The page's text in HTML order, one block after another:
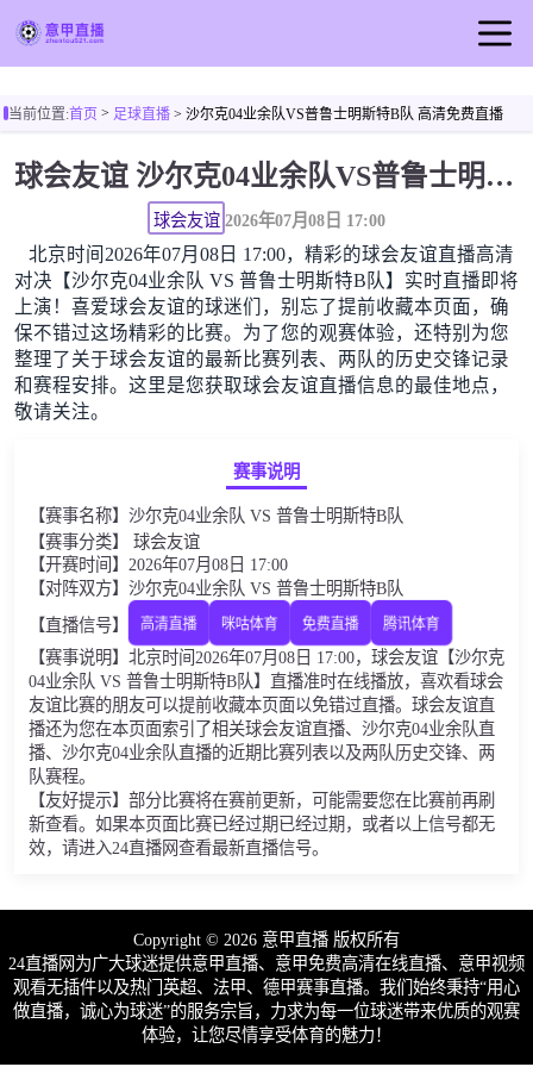
足球直播
意甲录像
意甲新闻
当前位置:首页> 足球直播> 沙尔克04业余队VS普鲁士明斯特B队 高清免费直播
球会友谊 沙尔克04业余队VS普鲁士明斯特B队高清直播免费观看
球会友谊 2026年07月08日 17:00
北京时间2026年07月08日 17:00，精彩的球会友谊直播高清
对决【沙尔克04业余队 VS 普鲁士明斯特B队】实时直播即将
上演！喜爱球会友谊的球迷们，别忘了提前收藏本页面，确
保不错过这场精彩的比赛。为了您的观赛体验，还特别为您
整理了关于球会友谊的最新比赛列表、两队的历史交锋记录
和赛程安排。这里是您获取球会友谊直播信息的最佳地点，
敬请关注。
赛事说明
【赛事名称】沙尔克04业余队 VS 普鲁士明斯特B队
【赛事分类】 球会友谊
【开赛时间】2026年07月08日 17:00
【对阵双方】沙尔克04业余队 VS 普鲁士明斯特B队
【直播信号】
高清直播 咪咕体育 免费直播 腾讯体育
【赛事说明】北京时间2026年07月08日 17:00，球会友谊【沙尔克
04业余队 VS 普鲁士明斯特B队】直播准时在线播放，喜欢看球会
友谊比赛的朋友可以提前收藏本页面以免错过直播。球会友谊直
播还为您在本页面索引了相关球会友谊直播、沙尔克04业余队直
播、沙尔克04业余队直播的近期比赛列表以及两队历史交锋、两
队赛程。
【友好提示】部分比赛将在赛前更新，可能需要您在比赛前再刷
新查看。如果本页面比赛已经过期已经过期，或者以上信号都无
效，请进入24直播网查看最新直播信号。
Copyright © 2026 意甲直播 版权所有
24直播网为广大球迷提供意甲直播、意甲免费高清在线直播、意甲视频
观看无插件以及热门英超、法甲、德甲赛事直播。我们始终秉持“用心
做直播，诚心为球迷”的服务宗旨，力求为每一位球迷带来优质的观赛
体验，让您尽情享受体育的魅力！